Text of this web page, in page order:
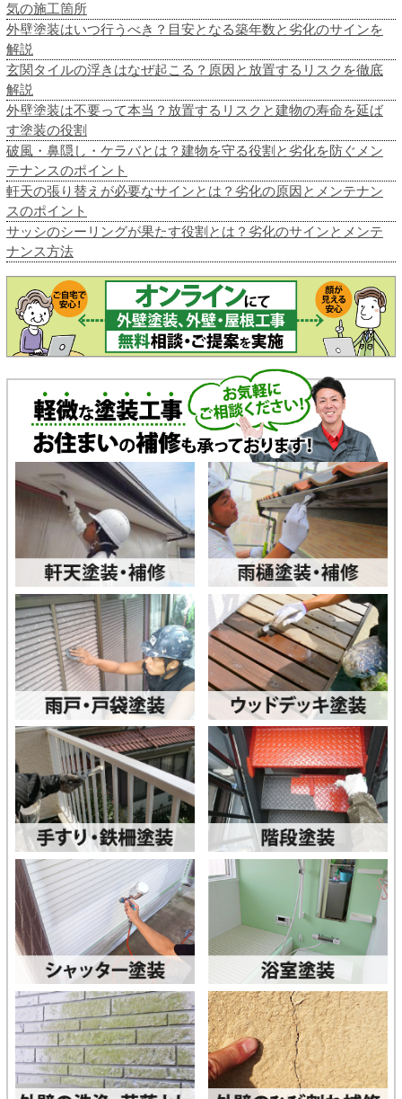
気の施工箇所
外壁塗装はいつ行うべき？目安となる築年数と劣化のサインを
解説
玄関タイルの浮きはなぜ起こる？原因と放置するリスクを徹底
解説
外壁塗装は不要って本当？放置するリスクと建物の寿命を延ば
す塗装の役割
破風・鼻隠し・ケラバとは？建物を守る役割と劣化を防ぐメン
テナンスのポイント
軒天の張り替えが必要なサインとは？劣化の原因とメンテナン
スのポイント
サッシのシーリングが果たす役割とは？劣化のサインとメンテ
ナンス方法